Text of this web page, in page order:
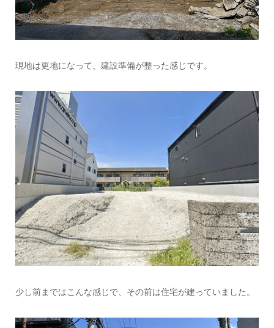
現地は更地になって、建設準備が整った感じです。
少し前まではこんな感じで、その前は住宅が建っていました。